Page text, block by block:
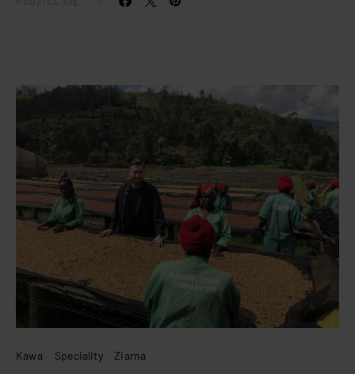
Kawa Speciality Ziarna